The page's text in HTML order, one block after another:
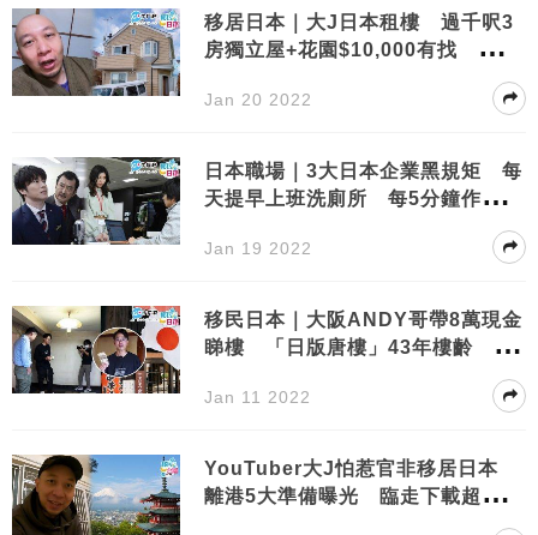
移居日本｜大J日本租樓 過千呎3
房獨立屋+花園$10,000有找 價錢
Jan 20 2022
日本職場｜3大日本企業黑規矩 每
天提早上班洗廁所 每5分鐘作單位
Jan 19 2022
移民日本｜大阪ANDY哥帶8萬現金
睇樓 「日版唐樓」43年樓齡 殘
Jan 11 2022
YouTuber大J怕惹官非移居日本
離港5大準備曝光 臨走下載超級加